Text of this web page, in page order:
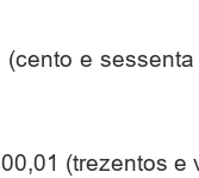
e
(trezentos e